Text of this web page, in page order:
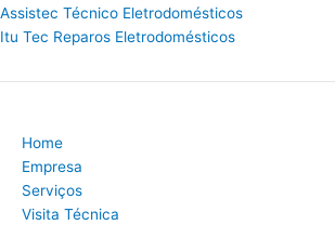
Assistec Técnico Eletrodomésticos
Itu Tec Reparos Eletrodomésticos
Home
Empresa
Serviços
Visita Técnica